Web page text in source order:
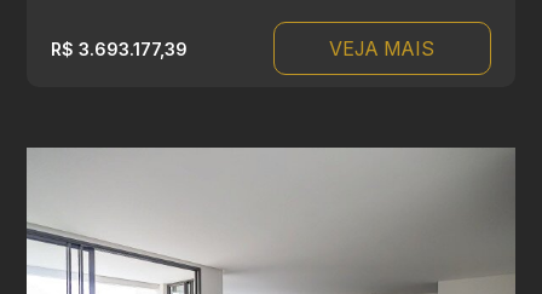
R$ 3.693.177,39 VEJA MAIS